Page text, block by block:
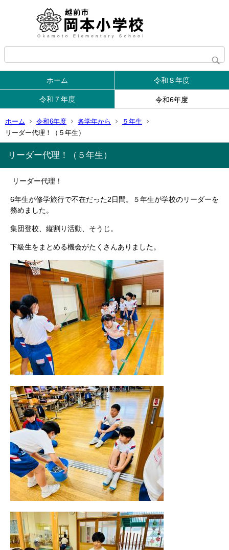
ホーム 令和８年度
令和７年度 令和6年度
ホーム 令和6年度 各学年から
５年生
リーダー代理！（５年生）
リーダー代理！（５年生）
リーダー代理！
6年生が修学旅行で不在だった2日間。５年生が学校のリーダーを
務めました。
集団登校、縦割り活動、そうじ。
下級生をまとめる機会がたくさんありました。